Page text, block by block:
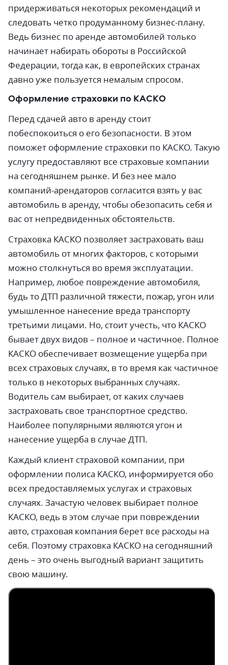
придерживаться некоторых рекомендаций и
следовать четко продуманному бизнес-плану.
Ведь бизнес по аренде автомобилей только
начинает набирать обороты в Российской
Федерации, тогда как, в европейских странах
давно уже пользуется немалым спросом.
Оформление страховки по КАСКО
Перед сдачей авто в аренду стоит
побеспокоиться о его безопасности. В этом
поможет оформление страховки по КАСКО. Такую
услугу предоставляют все страховые компании
на сегодняшнем рынке. И без нее мало
компаний-арендаторов согласится взять у вас
автомобиль в аренду, чтобы обезопасить себя и
вас от непредвиденных обстоятельств.
Страховка КАСКО позволяет застраховать ваш
автомобиль от многих факторов, с которыми
можно столкнуться во время эксплуатации.
Например, любое повреждение автомобиля,
будь то ДТП различной тяжести, пожар, угон или
умышленное нанесение вреда транспорту
третьими лицами. Но, стоит учесть, что КАСКО
бывает двух видов – полное и частичное. Полное
КАСКО обеспечивает возмещение ущерба при
всех страховых случаях, в то время как частичное
только в некоторых выбранных случаях.
Водитель сам выбирает, от каких случаев
застраховать свое транспортное средство.
Наиболее популярными являются угон и
нанесение ущерба в случае ДТП.
Каждый клиент страховой компании, при
оформлении полиса КАСКО, информируется обо
всех предоставляемых услугах и страховых
случаях. Зачастую человек выбирает полное
КАСКО, ведь в этом случае при повреждении
авто, страховая компания берет все расходы на
себя. Поэтому страховка КАСКО на сегодняшний
день – это очень выгодный вариант защитить
свою машину.